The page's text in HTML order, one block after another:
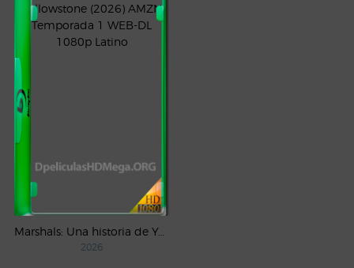
Marshals: Una historia de Yellowstone (2026) AMZN Temporada 1 WEB-DL 1080p Latino
2026